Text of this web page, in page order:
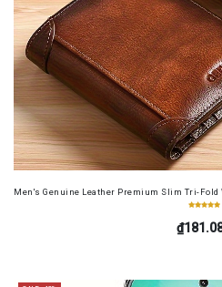
Men's Genuine Leather Premium Slim Tri-Fold